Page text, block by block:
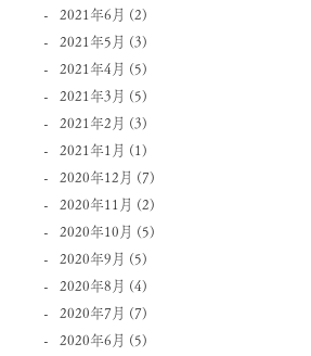
2021年6月 (2)
2021年5月 (3)
2021年4月 (5)
2021年3月 (5)
2021年2月 (3)
2021年1月 (1)
2020年12月 (7)
2020年11月 (2)
2020年10月 (5)
2020年9月 (5)
2020年8月 (4)
2020年7月 (7)
2020年6月 (5)